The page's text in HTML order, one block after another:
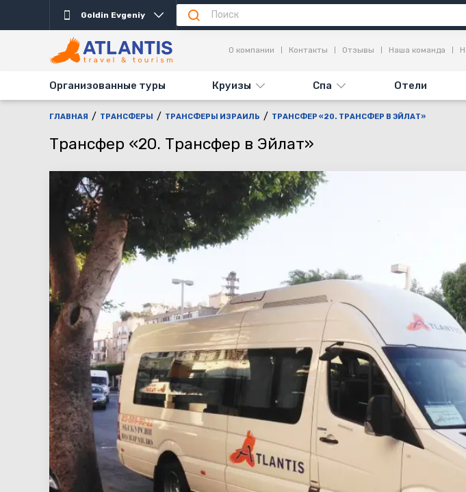
Goldin Evgeniy
Организованные туры Круизы Спа Отели
О компании Контакты Отзывы Наша команда
ГЛАВНАЯ ТРАНСФЕРЫ ТРАНСФЕРЫ ИЗРАИЛЬ ТРАНСФЕР «20. ТРАНСФЕР В ЭЙЛАТ»
Трансфер «20. Трансфер в Эйлат»